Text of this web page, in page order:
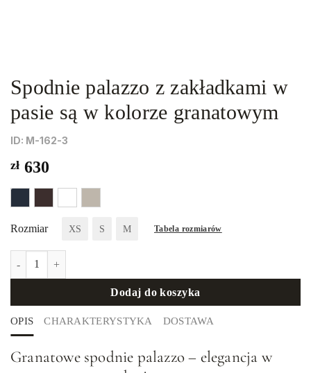
Spodnie palazzo z zakładkami w
pasie są w kolorze granatowym
ID: М-162-3
zł 630
Rozmiar XS S M Tabela rozmiarów
ilość Spodnie palazzo z zakładkami w pasie są w kolorze granatowym
Dodaj do koszyka
OPIS CHARAKTERYSTYKA DOSTAWA
Granatowe spodnie palazzo – elegancja w